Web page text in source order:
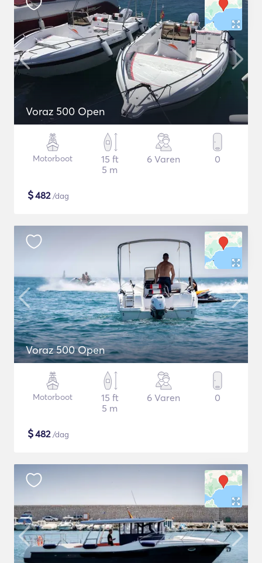
Voraz 500 Open
Motorboot
15 ft
5 m
6 Varen 0
$482/dag
Voraz 500 Open
Motorboot
15 ft
5 m
6 Varen 0
$482/dag